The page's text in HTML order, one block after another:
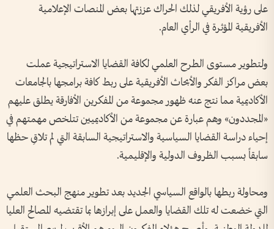
على رؤية الأفريقي لذلك الحراك عززتها بعض المنصات الإعلامية
الأفريقية المؤثرة في الرأي العام.
ولتطوير مستوى الطرح العلمي لكافة القضايا الاستراتيجية عملت
بعض مراكز الفكر والأبحاث الأفريقية على ربط كافة برامجها بالجامعات
الأكاديمية مما نتج عنه ظهور مجموعة من المفكرين الأفارقة يطلق عليهم
«المجددون» وهم عبارة عن مجموعة من الأكاديميين تتلخص مهمتهم في
إحياء دراسة القضايا السياسية والاستراتيجية السابقة التي لم تلاقِ حظها
سابقاً بسبب الظروف الدولية والإقليمية.
ومحاولة ربطها بالواقع السياسي الجديد بعد تطوير منهج البحث العلمي
التي خضعت له تلك القضايا والعمل على إبرازها بما تقتضيه المصالح العليا